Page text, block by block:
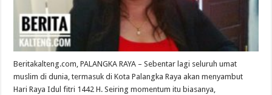
Beritakalteng.com, PALANGKA RAYA – Sebentar lagi seluruh umat
muslim di dunia, termasuk di Kota Palangka Raya akan menyambut
Hari Raya Idul fitri 1442 H. Seiring momentum itu biasanya,